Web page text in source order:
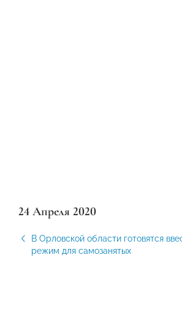
24 Апреля 2020
В Орловской области готовятся
режим для самозанятых